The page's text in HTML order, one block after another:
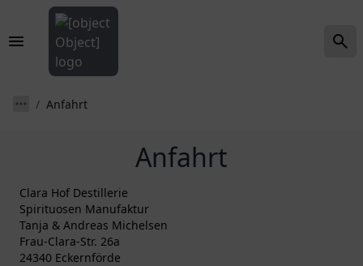
Anfahrt
Anfahrt
Clara Hof Destillerie
Spirituosen Manufaktur
Tanja & Andreas Michelsen
Frau-Clara-Str. 26a
24340 Eckernförde